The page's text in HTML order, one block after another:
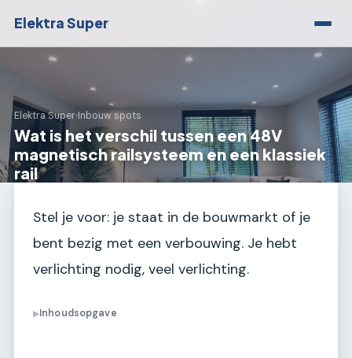
Elektra Super
Elektra Super›Inbouw spots
Wat is het verschil tussen een 48V
magnetisch railsysteem en een klassiek
rail
Stel je voor: je staat in de bouwmarkt of je
bent bezig met een verbouwing. Je hebt
verlichting nodig, veel verlichting.
▶Inhoudsopgave